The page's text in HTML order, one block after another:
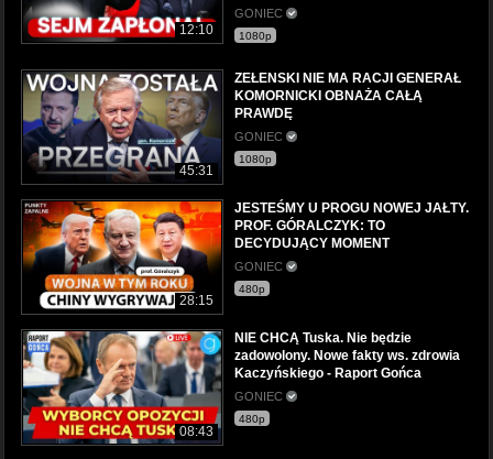
12:10
GONIEC
1080p
45:31
ZEŁENSKI NIE MA RACJI GENERAŁ
KOMORNICKI OBNAŻA CAŁĄ
PRAWDĘ
GONIEC
1080p
28:15
JESTEŚMY U PROGU NOWEJ JAŁTY.
PROF. GÓRALCZYK: TO
DECYDUJĄCY MOMENT
GONIEC
480p
08:43
NIE CHCĄ Tuska. Nie będzie
zadowolony. Nowe fakty ws. zdrowia
Kaczyńskiego - Raport Gońca
GONIEC
480p